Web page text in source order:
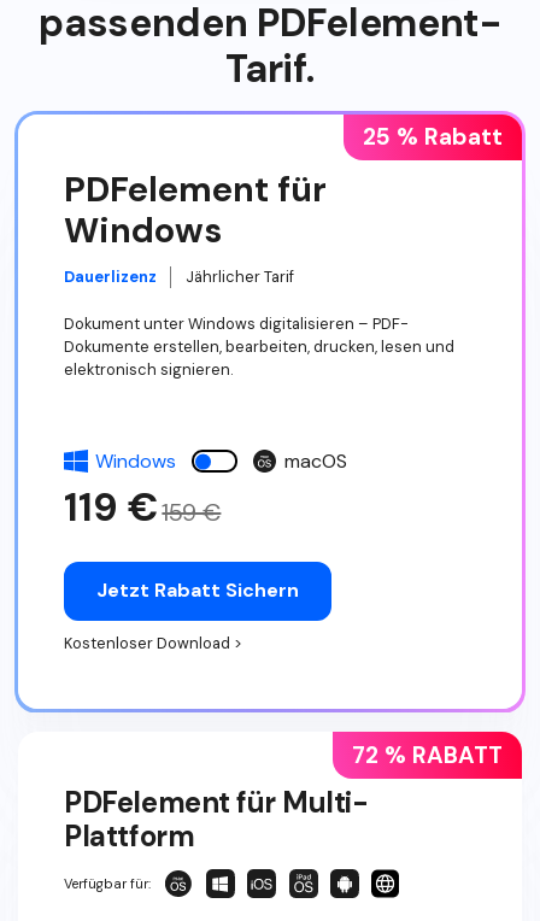
passenden PDFelement-
Tarif.
25 % Rabatt
PDFelement für
Windows
Dauerlizenz Jährlicher Tarif
Dokument unter Windows digitalisieren – PDF-
Dokumente erstellen, bearbeiten, drucken, lesen und
elektronisch signieren.
Windows macOS
119 €159 €
Jetzt Rabatt Sichern
Kostenloser Download >
72 % RABATT
PDFelement für Multi-
Plattform
Verfügbar für: